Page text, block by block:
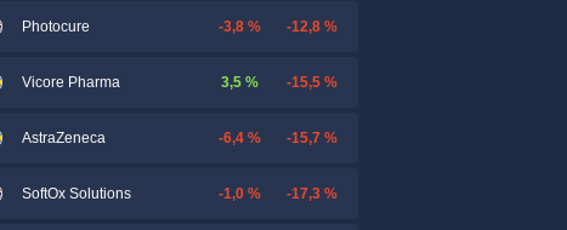
Photocure -3,8 % -12,8 %
Vicore Pharma 3,5 % -15,5 %
AstraZeneca -6,4 % -15,7 %
SoftOx Solutions -1,0 % -17,3 %